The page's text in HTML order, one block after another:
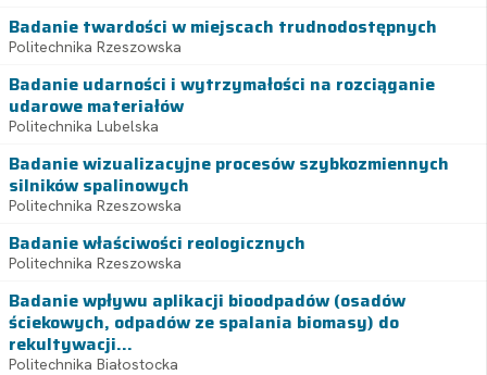
Badanie twardości w miejscach trudnodostępnych
Politechnika Rzeszowska
Badanie udarności i wytrzymałości na rozciąganie
udarowe materiałów
Politechnika Lubelska
Badanie wizualizacyjne procesów szybkozmiennych
silników spalinowych
Politechnika Rzeszowska
Badanie właściwości reologicznych
Politechnika Rzeszowska
Badanie wpływu aplikacji bioodpadów (osadów
ściekowych, odpadów ze spalania biomasy) do
rekultywacji...
Politechnika Białostocka